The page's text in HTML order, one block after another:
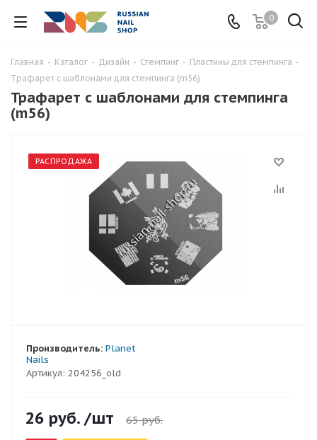
0
Главная - Каталог - Дизайн - Стемпинг - Пластины для стемпинга -
Трафарет с шаблонами для стемпинга (m56)
Трафарет с шаблонами для стемпинга
(m56)
РАСПРОДАЖА
Артикул: 204256_old
Производитель: Planet
Nails
26 руб. /шт 65руб.